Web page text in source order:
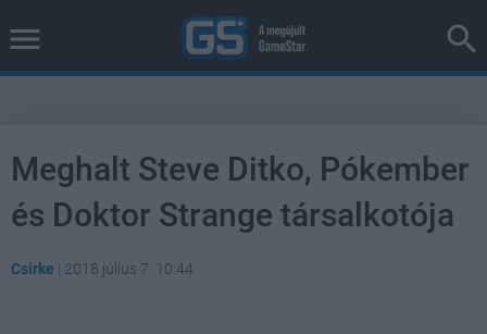
Meghalt Steve Ditko, Pókember
és Doktor Strange társalkotója
Csirke | 2018 július 7. 10:44